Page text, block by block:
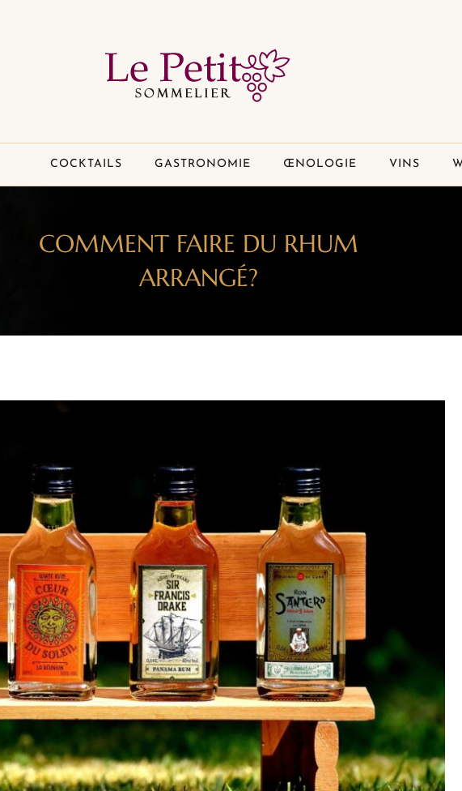
COCKTAILS GASTRONOMIE ŒNOLOGIE VINS
COMMENT FAIRE DU RHUM
ARRANGÉ?